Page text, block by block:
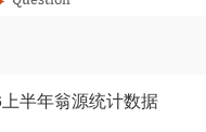
半年翁源统计数据